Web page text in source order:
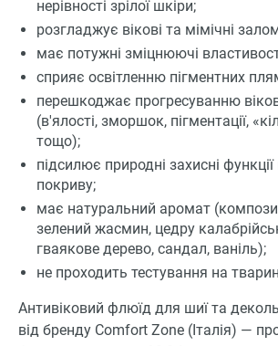
нерівності зрілої шкіри;
розгладжує вікові та мімічні
має потужні зміцнюючі
сприяє освітленню пігментних
перешкоджає прогресуванню
(в'ялості, зморшок, пігментації,
тощо);
підсилює природні захисні
покриву;
має натуральний аромат
зелений жасмин, цедру
гваякове дерево, сандал, ваніль);
не проходить тестування на
Антивіковий флюїд для шиї та
від бренду Comfort Zone (Італія) —